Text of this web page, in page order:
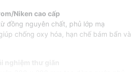
Niken cao cấp
đồng nguyên chất, phủ lớp mạ
chống oxy hóa, hạn chế bám bẩn và